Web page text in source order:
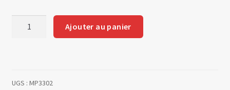
Ø
Ajouter au panier
UGS : MP3302